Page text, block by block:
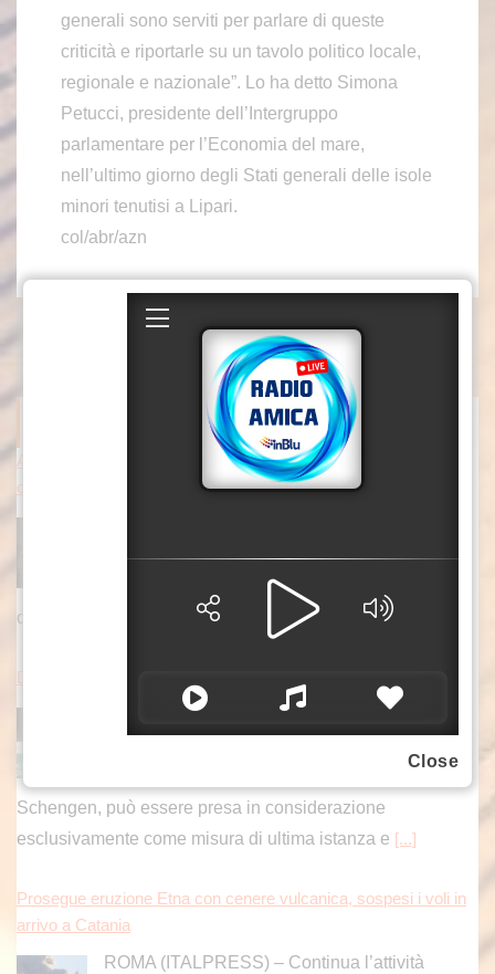
generali sono serviti per parlare di queste
criticità e riportarle su un tavolo politico locale,
regionale e nazionale”. Lo ha detto Simona
Petucci, presidente dell’Intergruppo
parlamentare per l’Economia del mare,
nell’ultimo giorno degli Stati generali delle isole
minori tenutisi a Lipari.
col/abr/azn
ITALPRESS NEWS
Attacchi russi nella notte vicino Kiev, tre morti tra cui un bambin
o
attacchi russi a Kiev e dintorni. Il bilancio è di
tre persone morte, tra cui un bambino, secondo
quando riferiscono le autorità ucraine. La
Delrio “Chiudere i confini è colpo al cuore dell’Europa”
ROMA (ITALPRESS) – «Il commissario Ue
Schengen, può essere presa in considerazione
esclusivamente come misura di ultima istanza e [...]
Prosegue eruzione Etna con cenere vulcanica, sospesi i voli in
arrivo a Catania
ROMA (ITALPRESS) – Continua l’attività
Close